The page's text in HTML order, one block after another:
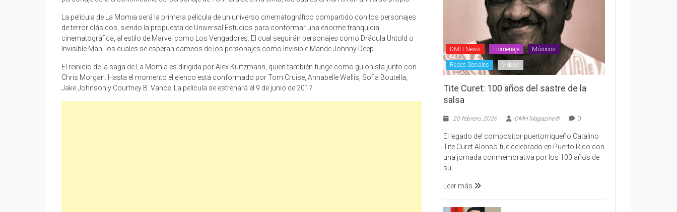
La película de La Momia será la primera película de un universo cinematográfico compartido con los personajes
de terror clásicos, siendo la propuesta de Universal Estudios para conformar una enorme franquicia
cinematográfica, al estilo de Marvel como Los Vengadores. El cual seguirán personajes como Drácula Untold o
Invisible Man, los cuales se esperan cameos de los personajes como Invisible Mande Johnny Deep.
El reinicio de la saga de La Momia es dirigida por Alex Kurtzmann, quien también funge como guionista junto con
Chris Morgan. Hasta el momento el elenco está conformado por Tom Cruise, Annabelle Wallis, Sofia Boutella,
Jake Johnson y Courtney B. Vance. La película se estrenará el 9 de junio de 2017.
DMH News Homenaje Músicos
Redes Sociales Videos
Tite Curet: 100 años del sastre de la
salsa
20 febrero, 2026 DMH Magazine® 0
El legado del compositor puertorriqueño Catalino
Tite Curet Alonso fue celebrado en Puerto Rico con
una jornada conmemorativa por los 100 años de
su
Leer más